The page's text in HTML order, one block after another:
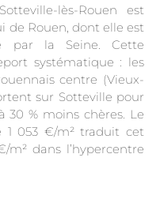
lès-Rouen est
de Rouen, dont elle est
par la Seine. Cette
systématique : les
centre (Vieux-
sur Sotteville pour
30 % moins chères. Le
053 €/m² traduit cet
dans l’hypercentre